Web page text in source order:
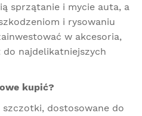
sprzątanie i mycie auta, a
i rysowaniu
w akcesoria,
najdelikatniejszych
kupić?
dostosowane do